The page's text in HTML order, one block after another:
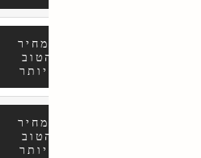
המחיר
הטוב
ביותר
המחיר
הטוב
ביותר